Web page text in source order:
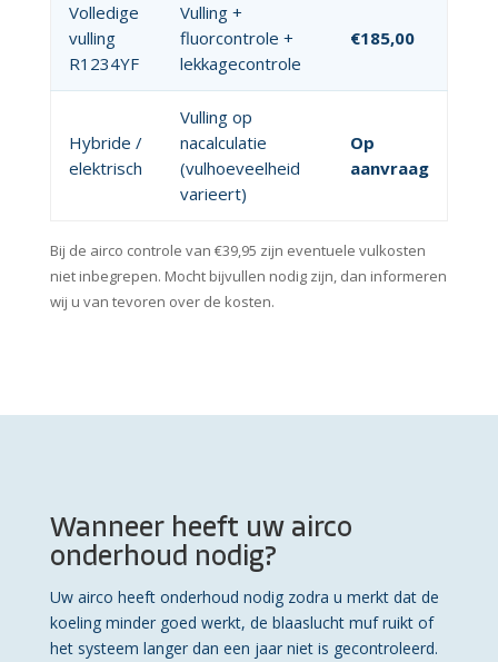
Volledige
vulling
R1234YF
Vulling +
fluorcontrole +
lekkagecontrole
€185,00
Hybride /
elektrisch
Vulling op
nacalculatie
(vulhoeveelheid
varieert)
Op
aanvraag
Bij de airco controle van €39,95 zijn eventuele vulkosten
niet inbegrepen. Mocht bijvullen nodig zijn, dan informeren
wij u van tevoren over de kosten.
Wanneer heeft uw airco
onderhoud nodig?
Uw airco heeft onderhoud nodig zodra u merkt dat de
koeling minder goed werkt, de blaaslucht muf ruikt of
het systeem langer dan een jaar niet is gecontroleerd.